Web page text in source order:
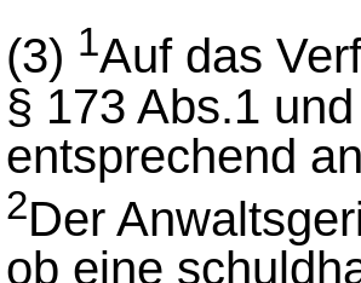
(3) 1Auf das
§ 173 Abs.1
entsprechend
2Der
ob eine